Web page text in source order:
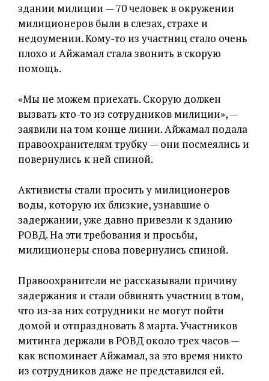
здании милиции — 70 человек в окружении
милиционеров были в слезах, страхе и
недоумении. Кому-то из участниц стало очень
плохо и Айжамал стала звонить в скорую
помощь.
«Мы не можем приехать. Скорую должен
вызвать кто-то из сотрудников милиции», —
заявили на том конце линии. Айжамал подала
правоохранителям трубку — они посмеялись и
повернулись к ней спиной.
Активисты стали просить у милиционеров
воды, которую их близкие, узнавшие о
задержании, уже давно привезли к зданию
РОВД. На эти требования и просьбы,
милиционеры снова повернулись спиной.
Правоохранители не рассказывали причину
задержания и стали обвинять участниц в том,
что из-за них сотрудники не могут пойти
домой и отпраздновать 8 марта. Участников
митинга держали в РОВД около трех часов —
как вспоминает Айжамал, за это время никто
из сотрудников даже не представился ей.